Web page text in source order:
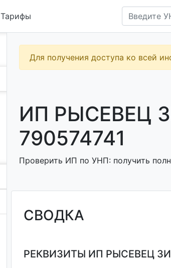
Тарифы
Для получения доступа ко всей
ИП РЫСЕВЕЦ
790574741
Проверить ИП по УНП: получить
СВОДКА
РЕКВИЗИТЫ ИП РЫСЕВЕЦ